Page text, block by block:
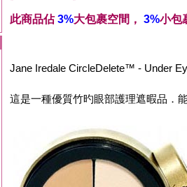
此商品佔3%大包裹空間， 3%小包
Jane Iredale CircleDelete™ - Under
這是一種優質竹旳眼部護理遮暇品．